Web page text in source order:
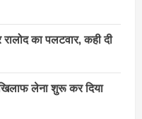
का पलटवार, कही दी
लेना शुरू कर दिया